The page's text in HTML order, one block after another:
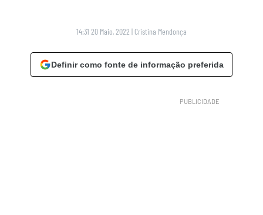
14:31 20 Maio, 2022 | Cristina Mendonça
Definir como fonte de informação preferida